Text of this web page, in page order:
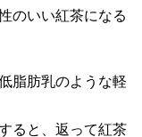
のいい紅茶になる
脂肪乳のような軽
ると、返って紅茶